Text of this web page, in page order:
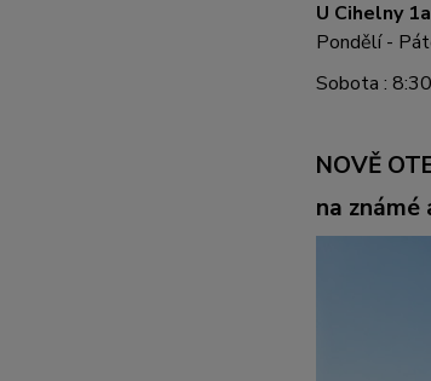
U Cihelny
Pondělí -
Sobota :
NOVĚ
na